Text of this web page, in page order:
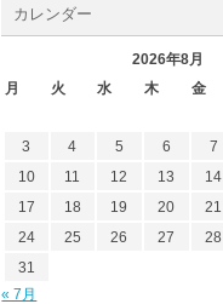
カレンダー
2026年8月
月
火 水 木 金
3
4 5 6 7
10
11 12 13 14
17
18 19 20 21
24
25 26 27 28
31
« 7月